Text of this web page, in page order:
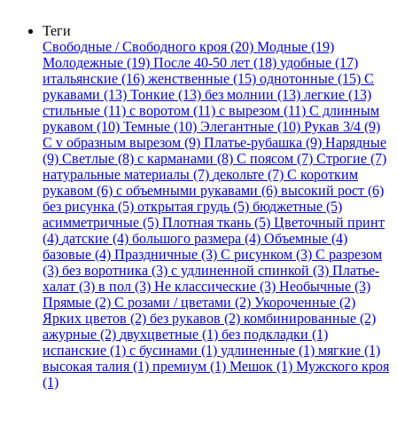
Теги
Свободные / Свободного кроя (20) Модные (19)
Молодежные (19) После 40-50 лет (18) удобные (17)
итальянские (16) женственные (15) однотонные (15) С
рукавами (13) Тонкие (13) без молнии (13) легкие (13)
стильные (11) с воротом (11) с вырезом (11) С длинным
рукавом (10) Темные (10) Элегантные (10) Рукав 3/4 (9)
С v образным вырезом (9) Платье-рубашка (9) Нарядные
(9) Светлые (8) с карманами (8) С поясом (7) Строгие (7)
натуральные материалы (7) декольте (7) С коротким
рукавом (6) с объемными рукавами (6) высокий рост (6)
без рисунка (5) открытая грудь (5) бюджетные (5)
асимметричные (5) Плотная ткань (5) Цветочный принт
(4) датские (4) большого размера (4) Объемные (4)
базовые (4) Праздничные (3) С рисунком (3) С разрезом
(3) без воротника (3) с удлиненной спинкой (3) Платье-
халат (3) в пол (3) Не классические (3) Необычные (3)
Прямые (2) С розами / цветами (2) Укороченные (2)
Ярких цветов (2) без рукавов (2) комбинированные (2)
ажурные (2) двухцветные (1) без подкладки (1)
испанские (1) с бусинами (1) удлиненные (1) мягкие (1)
высокая талия (1) премиум (1) Мешок (1) Мужского кроя
(1)